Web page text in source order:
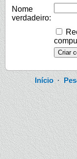
Nome
verdadeiro:
Início·